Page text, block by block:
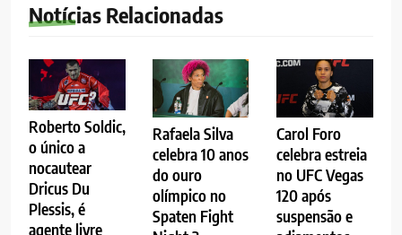
Notícias Relacionadas
Roberto Soldic,
o único a
nocautear
Dricus Du
Plessis, é
agente livre
Rafaela Silva
celebra 10 anos
do ouro
olímpico no
Spaten Fight
Carol Foro
celebra estreia
no UFC Vegas
120 após
suspensão e